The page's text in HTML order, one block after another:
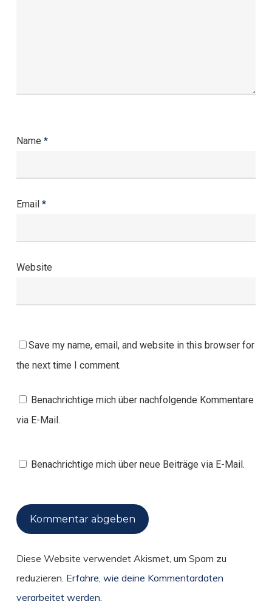
Name *
Email *
Website
Save my name, email, and website in this browser for
the next time I comment.
Benachrichtige mich über nachfolgende Kommentare
via E-Mail.
Benachrichtige mich über neue Beiträge via E-Mail.
Diese Website verwendet Akismet, um Spam zu
reduzieren. Erfahre, wie deine Kommentardaten
verarbeitet werden.